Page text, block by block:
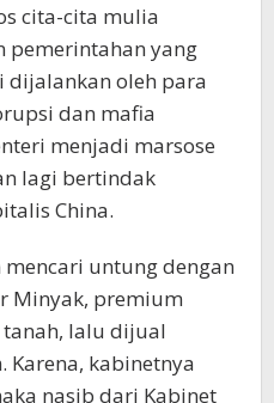
cita-cita mulia
pemerintahan yang
oleh para
dan mafia
menjadi marsose
lagi bertindak
China.
untung dengan
Minyak, premium
lalu dijual
kabinetnya
nasib dari Kabinet